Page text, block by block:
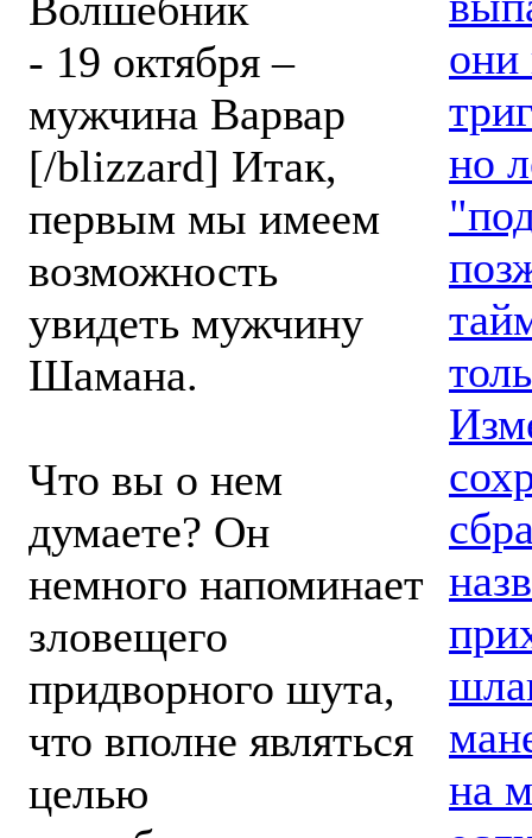
- 19 октября –
мужчина Варвар
[/blizzard] Итак,
первым мы имеем
возможность
увидеть мужчину
Шамана.
Что вы о нем
думаете? Он
немного напоминает
зловещего
придворного шута,
что вполне являться
целью
они
но
на